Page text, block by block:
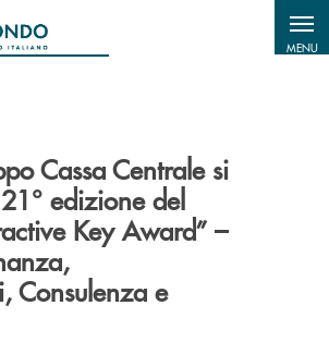
MENU
Cassa Centrale si
edizione del
Key Award” –
Consulenza e